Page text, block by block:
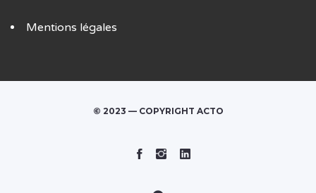
Mentions légales
© 2023 — COPYRIGHT ACTO
Facebook
Instagram
Linked